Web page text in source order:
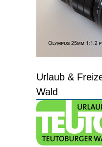
Urlaub &
Wald